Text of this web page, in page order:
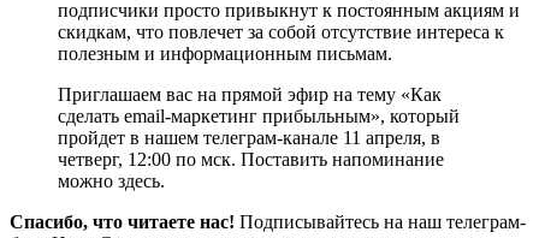
подписчики просто привыкнут к постоянным акциям и
скидкам, что повлечет за собой отсутствие интереса к
полезным и информационным письмам.
Приглашаем вас на прямой эфир на тему «Как
сделать email-маркетинг прибыльным», который
пройдет в нашем телеграм-канале 11 апреля, в
четверг, 12:00 по мск. Поставить напоминание
можно здесь.
Спасибо, что читаете нас! Подписывайтесь на наш телеграм-